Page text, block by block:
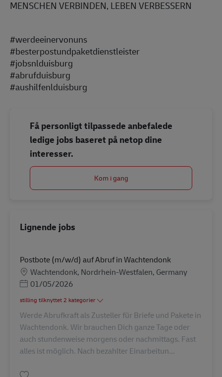
MENSCHEN VERBINDEN, LEBEN VERBESSERN
#werdeeinervonuns
#besterpostundpaketdienstleister
#jobsnlduisburg
#abrufduisburg
#aushilfenlduisburg
Få personligt tilpassede anbefalede
ledige jobs baseret på netop dine
interesser.
Kom i gang
Lignende jobs
Postbote (m/w/d) auf Abruf in Wachtendonk
Lokation
Wachtendonk, Nordrhein-Westfalen, Germany
Posted Date
01/05/2026
stilling tilknyttet 2 kategorier
Werde Abrufkraft als Zusteller für Briefe und Pakete in
Wachtendonk. Wir brauchen Dich ganze Tage oder
auch stundenweise morgens oder nachmittags. Fast
alles ist möglich. Nach bezahlter Einarbeitun...